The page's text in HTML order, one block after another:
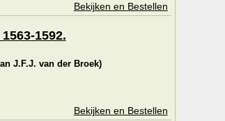
Bekijken en Bestellen
1592.
J.F.J. van der Broek)
Bekijken en Bestellen